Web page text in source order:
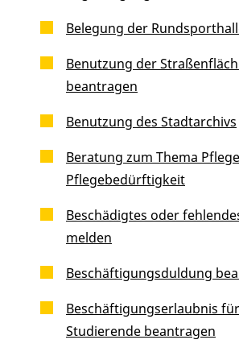
Belegung der
Benutzung der
beantragen
Benutzung des Stadtarchivs
Beratung zum Thema
Pflegebedürftigkeit
Beschädigtes oder
melden
Beschäftigungsduldung
Beschäftigungserlaubnis
Studierende beantragen